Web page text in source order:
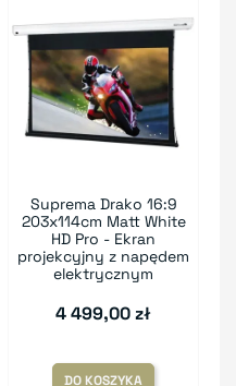
Suprema Drako 16:9
203x114cm Matt White
HD Pro - Ekran
projekcyjny z napędem
elektrycznym
4 499,00 zł
DO KOSZYKA